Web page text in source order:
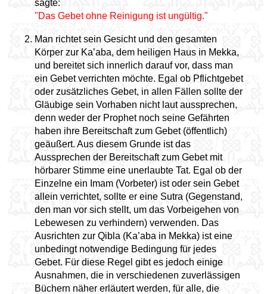
sagte:
"Das Gebet ohne Reinigung ist ungültig."
Man richtet sein Gesicht und den gesamten
Körper zur Ka’aba, dem heiligen Haus in Mekka,
und bereitet sich innerlich darauf vor, dass man
ein Gebet verrichten möchte. Egal ob Pflichtgebet
oder zusätzliches Gebet, in allen Fällen sollte der
Gläubige sein Vorhaben nicht laut aussprechen,
denn weder der Prophet noch seine Gefährten
haben ihre Bereitschaft zum Gebet (öffentlich)
geäußert. Aus diesem Grunde ist das
Aussprechen der Bereitschaft zum Gebet mit
hörbarer Stimme eine unerlaubte Tat. Egal ob der
Einzelne ein Imam (Vorbeter) ist oder sein Gebet
allein verrichtet, sollte er eine Sutra (Gegenstand,
den man vor sich stellt, um das Vorbeigehen von
Lebewesen zu verhindern) verwenden. Das
Ausrichten zur Qibla (Ka’aba in Mekka) ist eine
unbedingt notwendige Bedingung für jedes
Gebet. Für diese Regel gibt es jedoch einige
Ausnahmen, die in verschiedenen zuverlässigen
Büchern näher erläutert werden, für alle, die